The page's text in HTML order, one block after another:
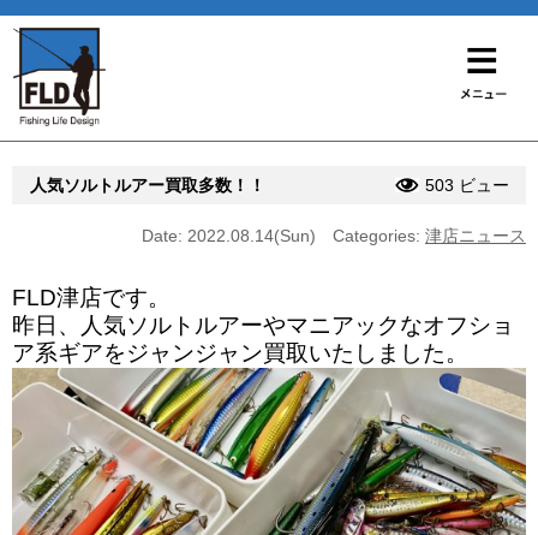
人気ソルトルアー買取多数！！ 503 ビュー
Date: 2022.08.14(Sun) Categories: 津店ニュース
FLD津店です。
昨日、人気ソルトルアーやマニアックなオフショ
ア系ギアをジャンジャン買取いたしました。